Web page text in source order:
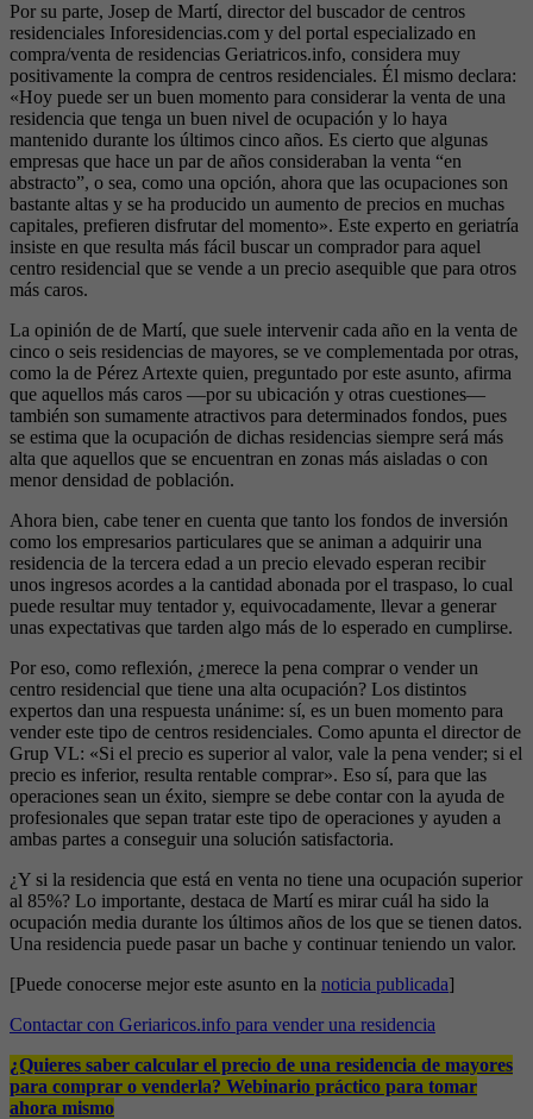
Por su parte, Josep de Martí, director del buscador de centros
residenciales Inforesidencias.com y del portal especializado en
compra/venta de residencias Geriatricos.info, considera muy
positivamente la compra de centros residenciales. Él mismo declara:
«Hoy puede ser un buen momento para considerar la venta de una
residencia que tenga un buen nivel de ocupación y lo haya
mantenido durante los últimos cinco años. Es cierto que algunas
empresas que hace un par de años consideraban la venta “en
abstracto”, o sea, como una opción, ahora que las ocupaciones son
bastante altas y se ha producido un aumento de precios en muchas
capitales, prefieren disfrutar del momento». Este experto en geriatría
insiste en que resulta más fácil buscar un comprador para aquel
centro residencial que se vende a un precio asequible que para otros
más caros.
La opinión de de Martí, que suele intervenir cada año en la venta de
cinco o seis residencias de mayores, se ve complementada por otras,
como la de Pérez Artexte quien, preguntado por este asunto, afirma
que aquellos más caros —por su ubicación y otras cuestiones—
también son sumamente atractivos para determinados fondos, pues
se estima que la ocupación de dichas residencias siempre será más
alta que aquellos que se encuentran en zonas más aisladas o con
menor densidad de población.
Ahora bien, cabe tener en cuenta que tanto los fondos de inversión
como los empresarios particulares que se animan a adquirir una
residencia de la tercera edad a un precio elevado esperan recibir
unos ingresos acordes a la cantidad abonada por el traspaso, lo cual
puede resultar muy tentador y, equivocadamente, llevar a generar
unas expectativas que tarden algo más de lo esperado en cumplirse.
Por eso, como reflexión, ¿merece la pena comprar o vender un
centro residencial que tiene una alta ocupación? Los distintos
expertos dan una respuesta unánime: sí, es un buen momento para
vender este tipo de centros residenciales. Como apunta el director de
Grup VL: «Si el precio es superior al valor, vale la pena vender; si el
precio es inferior, resulta rentable comprar». Eso sí, para que las
operaciones sean un éxito, siempre se debe contar con la ayuda de
profesionales que sepan tratar este tipo de operaciones y ayuden a
ambas partes a conseguir una solución satisfactoria.
¿Y si la residencia que está en venta no tiene una ocupación superior
al 85%? Lo importante, destaca de Martí es mirar cuál ha sido la
ocupación media durante los últimos años de los que se tienen datos.
Una residencia puede pasar un bache y continuar teniendo un valor.
[Puede conocerse mejor este asunto en la noticia publicada]
Contactar con Geriaricos.info para vender una residencia
¿Quieres saber calcular el precio de una residencia de mayores
para comprar o venderla? Webinario práctico para tomar
ahora mismo